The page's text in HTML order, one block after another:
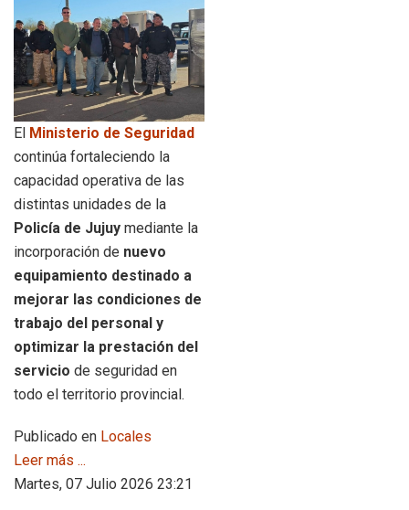
El Ministerio de Seguridad
continúa fortaleciendo la
capacidad operativa de las
distintas unidades de la
Policía de Jujuy mediante la
incorporación de nuevo
equipamiento destinado a
mejorar las condiciones de
trabajo del personal y
optimizar la prestación del
servicio de seguridad en
todo el territorio provincial.
Publicado en Locales
Leer más ...
Martes, 07 Julio 2026 23:21